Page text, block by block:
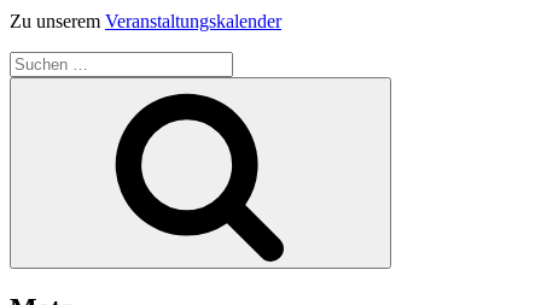
Zu unserem Veranstaltungskalender
Suchen
nach: